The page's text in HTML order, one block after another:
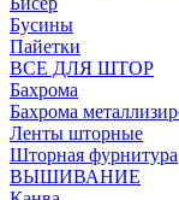
Бусины
Пайетки
ВСЕ ДЛЯ ШТОР
Бахрома
Бахрома
Ленты шторные
Шторная фурнитура
ВЫШИВАНИЕ